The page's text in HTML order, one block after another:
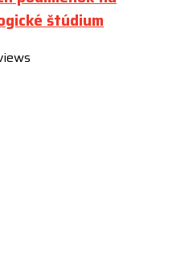
štúdium